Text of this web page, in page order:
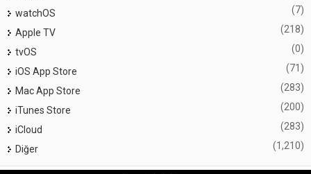
watchOS (7)
Apple TV (218)
tvOS (0)
iOS App Store (71)
Mac App Store (283)
iTunes Store (200)
iCloud (283)
Diğer (1,210)